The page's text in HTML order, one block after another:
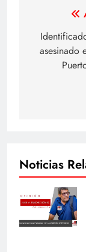
de
asesinado
Noticias